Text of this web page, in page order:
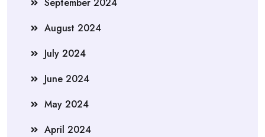
August 2024
July 2024
June 2024
May 2024
April 2024